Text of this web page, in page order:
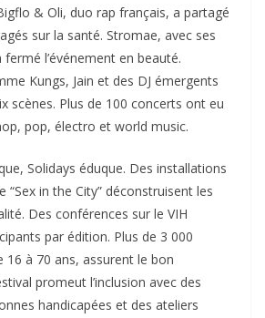
& Oli, duo rap français, a partagé
sur la santé. Stromae, avec ses
l’événement en beauté.
Kungs, Jain et des DJ émergents
scènes. Plus de 100 concerts ont eu
pop, électro et world music.​
Solidays éduque. Des installations
“Sex in the City” déconstruisent les
Des conférences sur le VIH
par édition. Plus de 3 000
16 à 70 ans, assurent le bon
promeut l’inclusion avec des
handicapées et des ateliers